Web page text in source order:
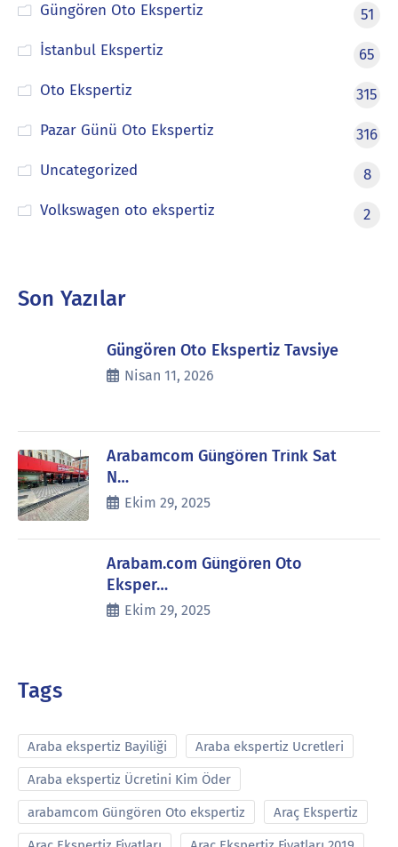
Güngören Oto Ekspertiz
51
İstanbul Ekspertiz
65
Oto Ekspertiz
315
Pazar Günü Oto Ekspertiz
316
Uncategorized
8
Volkswagen oto ekspertiz
2
Son Yazılar
Güngören Oto Ekspertiz Tavsiye
Nisan 11, 2026
Arabamcom Güngören Trink Sat
N…
Ekim 29, 2025
Arabam.com Güngören Oto
Eksper…
Ekim 29, 2025
Tags
Araba ekspertiz Bayiliği Araba ekspertiz Ucretleri
Araba ekspertiz Ücretini Kim Öder
arabamcom Güngören Oto ekspertiz Araç Ekspertiz